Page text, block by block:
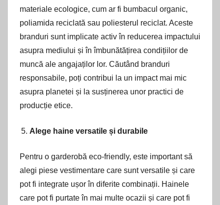
materiale ecologice, cum ar fi bumbacul organic,
poliamida reciclată sau poliesterul reciclat. Aceste
branduri sunt implicate activ în reducerea impactului
asupra mediului și în îmbunătățirea condițiilor de
muncă ale angajaților lor. Căutând branduri
responsabile, poți contribui la un impact mai mic
asupra planetei și la susținerea unor practici de
producție etice.
Alege haine versatile și durabile
Pentru o garderobă eco-friendly, este important să
alegi piese vestimentare care sunt versatile și care
pot fi integrate ușor în diferite combinații. Hainele
care pot fi purtate în mai multe ocazii și care pot fi